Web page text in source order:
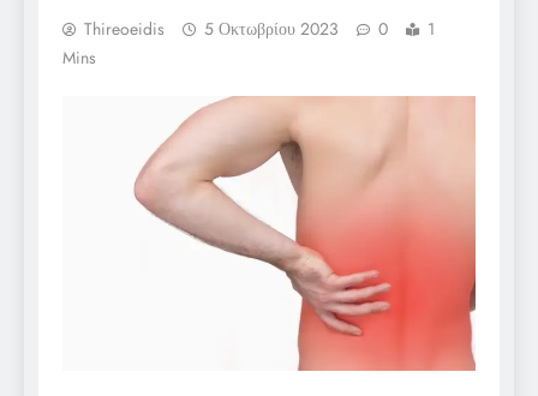
Thireoeidis 5 Οκτωβρίου 2023 0
1
Mins